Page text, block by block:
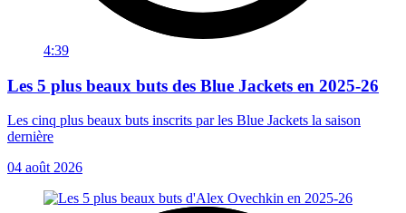
4:39
Les 5 plus beaux buts des Blue Jackets en 2025-26
Les cinq plus beaux buts inscrits par les Blue Jackets la saison
dernière
04 août 2026